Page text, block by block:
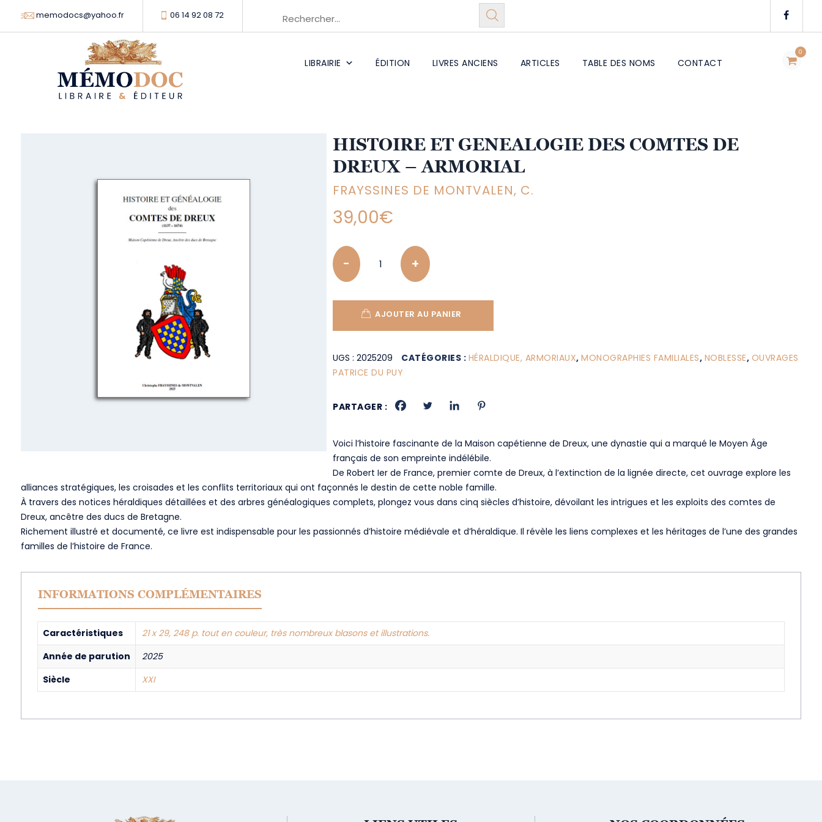
memodocs@yahoo.fr 06 14 92 08 72
0
LIBRAIRIE ÉDITION LIVRES ANCIENS ARTICLES TABLE DES NOMS CONTACT
HISTOIRE ET GENEALOGIE DES COMTES DE
DREUX – ARMORIAL
FRAYSSINES DE MONTVALEN, C.
39,00€
Quantity
AJOUTER AU PANIER
UGS :2025209 CATÉGORIES : HÉRALDIQUE, ARMORIAUX,MONOGRAPHIES FAMILIALES, NOBLESSE, OUVRAGES
PATRICE DU PUY
PARTAGER :
Voici l’histoire fascinante de la Maison capétienne de Dreux, une dynastie qui a marqué le Moyen Âge
français de son empreinte indélébile.
De Robert Ier de France, premier comte de Dreux, à l’extinction de la lignée directe, cet ouvrage explore les
alliances stratégiques, les croisades et les conflits territoriaux qui ont façonnés le destin de cette noble famille.
À travers des notices héraldiques détaillées et des arbres généalogiques complets, plongez vous dans cinq siècles d’histoire, dévoilant les intrigues et les exploits des comtes de
Dreux, ancêtre des ducs de Bretagne.
Richement illustré et documenté, ce livre est indispensable pour les passionnés d’histoire médiévale et d’héraldique. Il révèle les liens complexes et les héritages de l’une des grandes
familles de l’histoire de France.
INFORMATIONS COMPLÉMENTAIRES
Caractéristiques
21 x 29, 248 p. tout en couleur, très nombreux blasons et illustrations.
Année de parution
2025
Siècle
XXI